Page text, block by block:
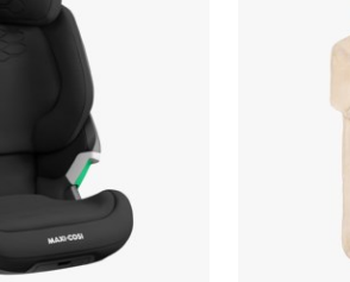
Beindetaljer: Elastiske kanter
Ekstra detaljer: Glidelåsbeskyttelse
Trykk: Heldekkende mønster over
Materiale: Myk fleece (polyester)